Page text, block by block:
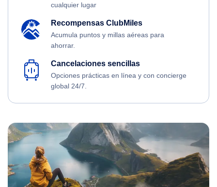
cualquier lugar
Recompensas ClubMiles
Acumula puntos y millas aéreas para
ahorrar.
Cancelaciones sencillas
Opciones prácticas en línea y con concierge
global 24/7.